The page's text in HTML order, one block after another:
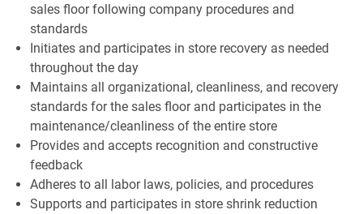
sales floor following company procedures and
standards
Initiates and participates in store recovery as needed
throughout the day
Maintains all organizational, cleanliness, and recovery
standards for the sales floor and participates in the
maintenance/cleanliness of the entire store
Provides and accepts recognition and constructive
feedback
Adheres to all labor laws, policies, and procedures
Supports and participates in store shrink reduction